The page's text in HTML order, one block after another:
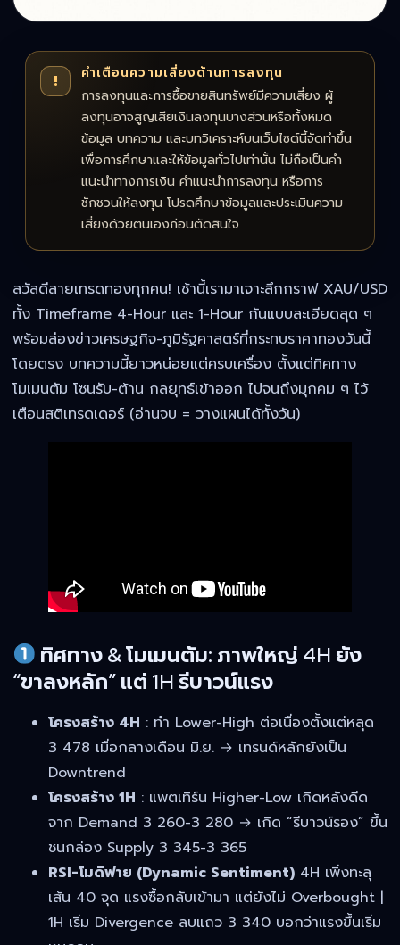
!
คำเตือนความเสี่ยงด้านการลงทุน
การลงทุนและการซื้อขายสินทรัพย์มีความเสี่ยง ผู้
ลงทุนอาจสูญเสียเงินลงทุนบางส่วนหรือทั้งหมด
ข้อมูล บทความ และบทวิเคราะห์บนเว็บไซต์นี้จัดทำขึ้น
เพื่อการศึกษาและให้ข้อมูลทั่วไปเท่านั้น ไม่ถือเป็นคำ
แนะนำทางการเงิน คำแนะนำการลงทุน หรือการ
ชักชวนให้ลงทุน โปรดศึกษาข้อมูลและประเมินความ
เสี่ยงด้วยตนเองก่อนตัดสินใจ
สวัสดีสายเทรดทองทุกคน! เช้านี้เรามาเจาะลึกกราฟ XAU/USD
ทั้ง Timeframe 4-Hour และ 1-Hour กันแบบละเอียดสุด ๆ
พร้อมส่องข่าวเศรษฐกิจ-ภูมิรัฐศาสตร์ที่กระทบราคาทองวันนี้
โดยตรง บทความนี้ยาวหน่อยแต่ครบเครื่อง ตั้งแต่ทิศทาง
โมเมนตัม โซนรับ-ต้าน กลยุทธ์เข้าออก ไปจนถึงมุกคม ๆ ไว้
เตือนสติเทรดเดอร์ (อ่านจบ = วางแผนได้ทั้งวัน)
ทิศทาง & โมเมนตัม: ภาพใหญ่ 4H ยัง
“ขาลงหลัก” แต่ 1H รีบาวน์แรง
โครงสร้าง 4H : ทำ Lower-High ต่อเนื่องตั้งแต่หลุด
3 478 เมื่อกลางเดือน มิ.ย. → เทรนด์หลักยังเป็น
Downtrend
โครงสร้าง 1H : แพตเทิร์น Higher-Low เกิดหลังดีด
จาก Demand 3 260-3 280 → เกิด “รีบาวน์รอง” ขึ้น
ชนกล่อง Supply 3 345-3 365
RSI-โมดิฟาย (Dynamic Sentiment) 4H เพิ่งทะลุ
เส้น 40 จุด แรงซื้อกลับเข้ามา แต่ยังไม่ Overbought |
1H เริ่ม Divergence ลบแถว 3 340 บอกว่าแรงขึ้นเริ่ม